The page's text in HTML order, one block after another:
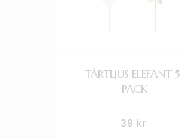
TÅRTLJUS ELEFANT 5-
PACK
39 kr